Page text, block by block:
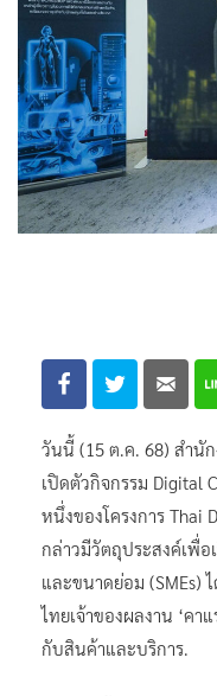
วันนี้ (15 ต.ค. 68) สำนั
เปิดตัวกิจกรรม Digital
หนึ่งของโครงการ Thai
กล่าวมีวัตถุประสงค์เพื่อ
และขนาดย่อม (SMEs)
ไทยเจ้าของผลงาน ‘คา
กับสินค้าและบริการ.